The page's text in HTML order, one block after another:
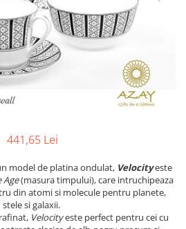
441,65 Lei
model de platina ondulat, Velocityeste
Age(masura timpului), care intruchipeaza
din atomi si molecule pentru planete,
stele si galaxii.
Velocityeste perfect pentru cei cu